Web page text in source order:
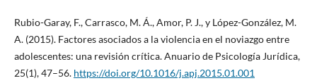
Rubio-Garay, F., Carrasco, M. Á., Amor, P. J., y López-González, M.
A. (2015). Factores asociados a la violencia en el noviazgo entre
adolescentes: una revisión crítica. Anuario de Psicología Jurídica,
25(1), 47–56. https://doi.org/10.1016/j.apj.2015.01.001